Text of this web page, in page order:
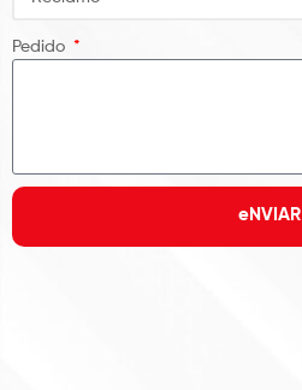
Pedido
eNVIAR